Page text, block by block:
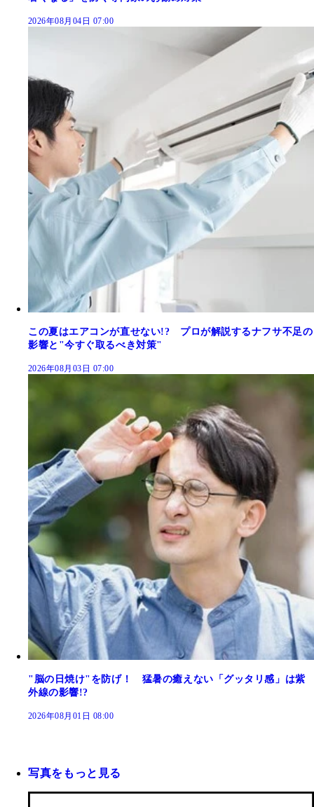
2026年08月04日 07:00
この夏はエアコンが直せない!? プロが解説するナフサ不足の
影響と"今すぐ取るべき対策"
2026年08月03日 07:00
"脳の日焼け"を防げ！ 猛暑の癒えない「グッタリ感」は紫
外線の影響!?
2026年08月01日 08:00
写真をもっと見る